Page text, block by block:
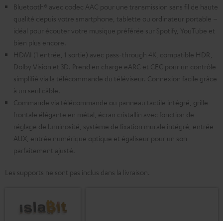
Bluetooth® avec codec AAC pour une transmission sans fil de haute
qualité depuis votre smartphone, tablette ou ordinateur portable –
idéal pour écouter votre musique préférée sur Spotify, YouTube et
bien plus encore.
HDMI (1 entrée, 1 sortie) avec pass-through 4K, compatible HDR,
Dolby Vision et 3D. Prend en charge eARC et CEC pour un contrôle
simplifié via la télécommande du téléviseur. Connexion facile grâce
à un seul câble.
Commande via télécommande ou panneau tactile intégré, grille
frontale élégante en métal, écran cristallin avec fonction de
réglage de luminosité, système de fixation murale intégré, entrée
AUX, entrée numérique optique et égaliseur pour un son
parfaitement ajusté.
Les supports ne sont pas inclus dans la livraison.